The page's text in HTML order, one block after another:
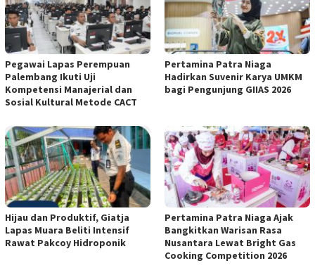
Pegawai Lapas Perempuan
Palembang Ikuti Uji
Kompetensi Manajerial dan
Sosial Kultural Metode CACT
Pertamina Patra Niaga
Hadirkan Suvenir Karya UMKM
bagi Pengunjung GIIAS 2026
Hijau dan Produktif, Giatja
Lapas Muara Beliti Intensif
Rawat Pakcoy Hidroponik
Pertamina Patra Niaga Ajak
Bangkitkan Warisan Rasa
Nusantara Lewat Bright Gas
Cooking Competition 2026